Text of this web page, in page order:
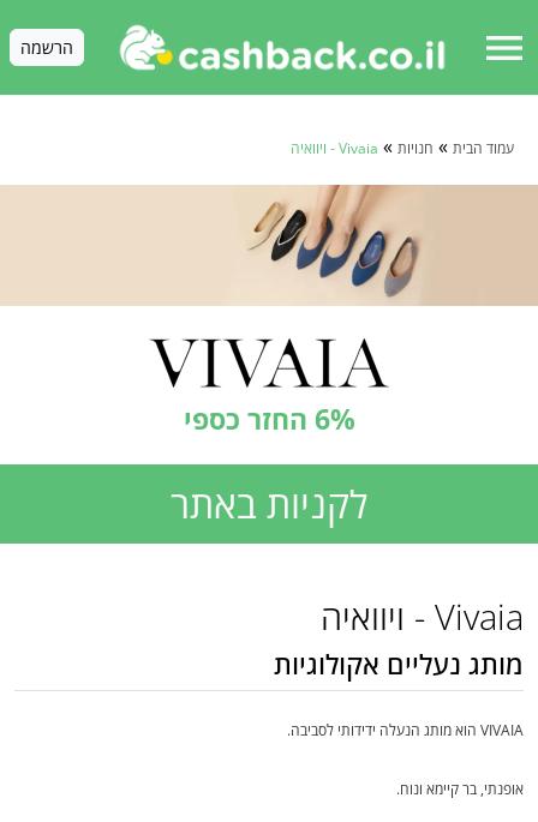
menu הרשמה
עמוד הבית » חנויות » Vivaia - ויוואיה
6% החזר כספי
לקניות באתר
Vivaia - ויוואיה
מותג נעליים אקולוגיות
VIVAIA הוא מותג הנעלה ידידותי לסביבה.
אופנתי, בר קיימא ונוח.